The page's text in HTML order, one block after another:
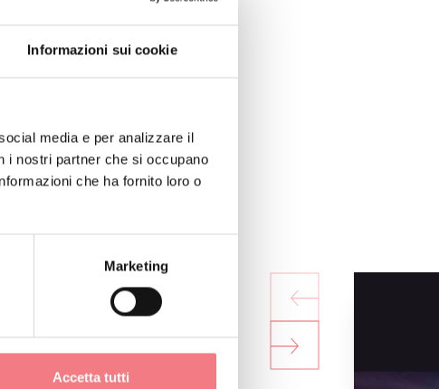
Informazioni sui cookie
media e per analizzare il
i nostri partner che si occupano
che ha fornito loro o
Marketing
Accetta tutti